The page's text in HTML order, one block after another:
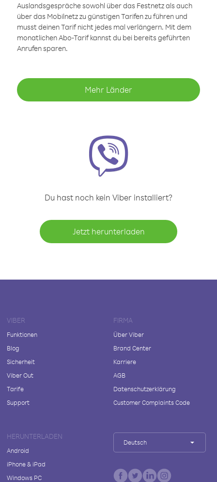
Auslandsgespräche sowohl über das Festnetz als auch
über das Mobilnetz zu günstigen Tarifen zu führen und
musst deinen Tarif nicht jedes mal verlängern. Mit dem
monatlichen Abo-Tarif kannst du bei bereits geführten
Anrufen sparen.
Mehr Länder
Du hast noch kein Viber installiert?
Jetzt herunterladen
VIBER
Funktionen
Blog
Sicherheit
Viber Out
Tarife
Support
FIRMA
Über Viber
Brand Center
Karriere
AGB
Datenschutzerklärung
Customer Complaints Code
HERUNTERLADEN
Android
iPhone & iPad
Windows PC
Deutsch